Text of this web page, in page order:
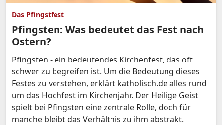
Das Pfingstfest
Pfingsten: Was bedeutet das Fest nach
Ostern?
Pfingsten - ein bedeutendes Kirchenfest, das oft
schwer zu begreifen ist. Um die Bedeutung dieses
Festes zu verstehen, erklärt katholisch.de alles rund
um das Hochfest im Kirchenjahr. Der Heilige Geist
spielt bei Pfingsten eine zentrale Rolle, doch für
manche bleibt das Verhältnis zu ihm abstrakt.